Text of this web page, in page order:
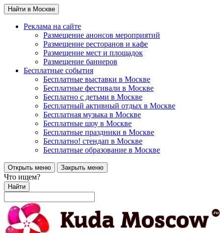
Найти в Москве
Реклама на сайте
Размещение анонсов мероприятий
Размещение ресторанов и кафе
Размещение мест и площадок
Размещение баннеров
Бесплатные события
Бесплатные выставки в Москве
Бесплатные фестивали в Москве
Бесплатно с детьми в Москве
Бесплатный активный отдых в Москве
Бесплатная музыка в Москве
Бесплатные шоу в Москве
Бесплатные праздники в Москве
Бесплатно! стендап в Москве
Бесплатные образование в Москве
Открыть меню Закрыть меню
Что ищем?
Найти